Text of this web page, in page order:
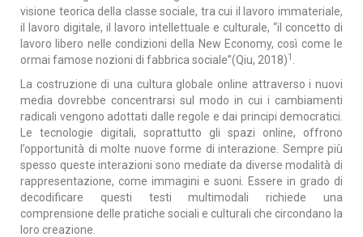
visione teorica della classe sociale, tra cui il lavoro immateriale,
il lavoro digitale, il lavoro intellettuale e culturale, “il concetto di
lavoro libero nelle condizioni della New Economy, così come le
ormai famose nozioni di fabbrica sociale”(Qiu, 2018)1
La costruzione di una cultura globale online attraverso i nuovi
media dovrebbe concentrarsi sul modo in cui i cambiamenti
radicali vengono adottati dalle regole e dai principi democratici.
Le tecnologie digitali, soprattutto gli spazi online, offrono
l’opportunità di molte nuove forme di interazione. Sempre più
spesso queste interazioni sono mediate da diverse modalità di
rappresentazione, come immagini e suoni. Essere in grado di
decodificare questi testi multimodali richiede una
comprensione delle pratiche sociali e culturali che circondano la
loro creazione.